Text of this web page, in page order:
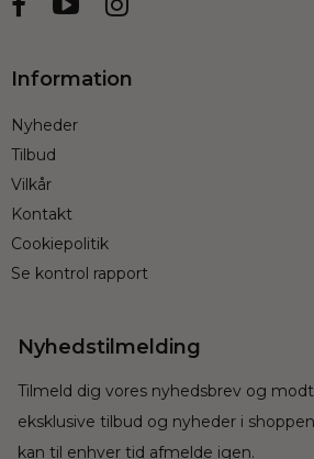
Information
Nyheder
Tilbud
Vilkår
Kontakt
Cookiepolitik
Se kontrol rapport
Nyhedstilmelding
Tilmeld dig vores nyhedsbrev og
eksklusive tilbud og nyheder i
kan til enhver tid afmelde igen.